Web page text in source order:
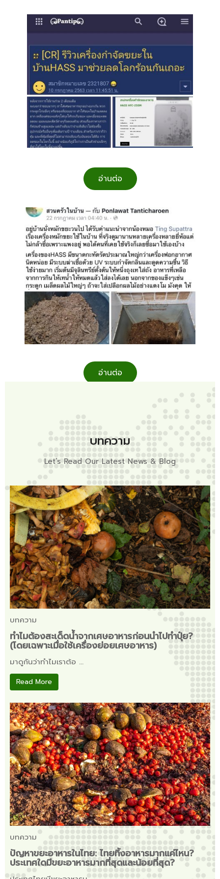
อ่านต่อ
อ่านต่อ
บทความ
Let’s Read Our Latest News & Blog
บทความ
ทำไมต้องสะเด็ดน้ำจากเศษอาหารก่อนนำไปทำปุ๋ย?
(โดยเฉพาะเมื่อใช้เครื่องย่อยเศษอาหาร)
มาดูกันว่าทำไมเราต้อ ...
Read More
บทความ
ปัญหาขยะอาหารในไทย: ไทยทิ้งอาหารมากแค่ไหน?
ประเทศใดมีขยะอาหารมากที่สุดและน้อยที่สุด?